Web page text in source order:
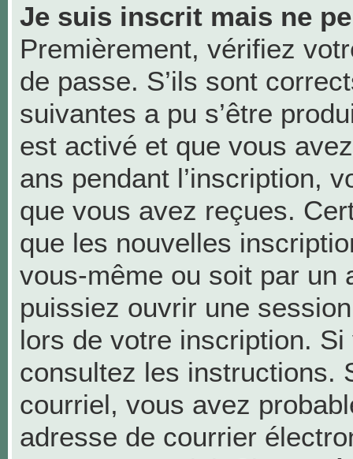
Je suis inscrit mais ne
Premièrement, vérifiez
de passe. S’ils sont
suivantes a pu s’être
est activé et que vous
ans pendant l’inscription,
que vous avez reçues.
que les nouvelles
vous-même ou soit par un
puissiez ouvrir une
lors de votre inscription.
consultez les instructions.
courriel, vous avez
adresse de courrier